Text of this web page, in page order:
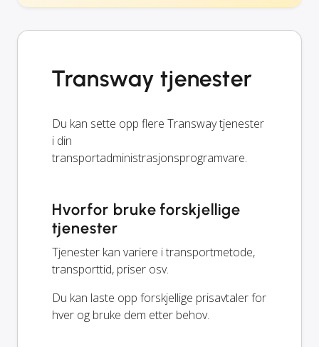
Transway tjenester
Du kan sette opp flere Transway tjenester
i din
transportadministrasjonsprogramvare.
Hvorfor bruke forskjellige
tjenester
Tjenester kan variere i transportmetode,
transporttid, priser osv.
Du kan laste opp forskjellige prisavtaler for
hver og bruke dem etter behov.